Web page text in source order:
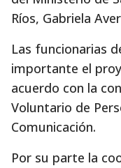
Ríos, Gabriela
Las funcionarias
importante el
acuerdo con la
Voluntario de
Comunicación.
Por su parte la